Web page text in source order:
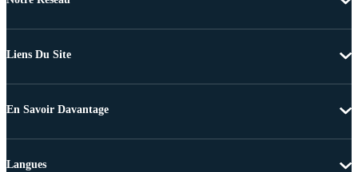
Liens Du Site
En Savoir Davantage
Langues